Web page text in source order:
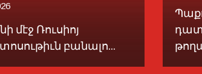
մէջ Ռուսիոյ
բանալո...